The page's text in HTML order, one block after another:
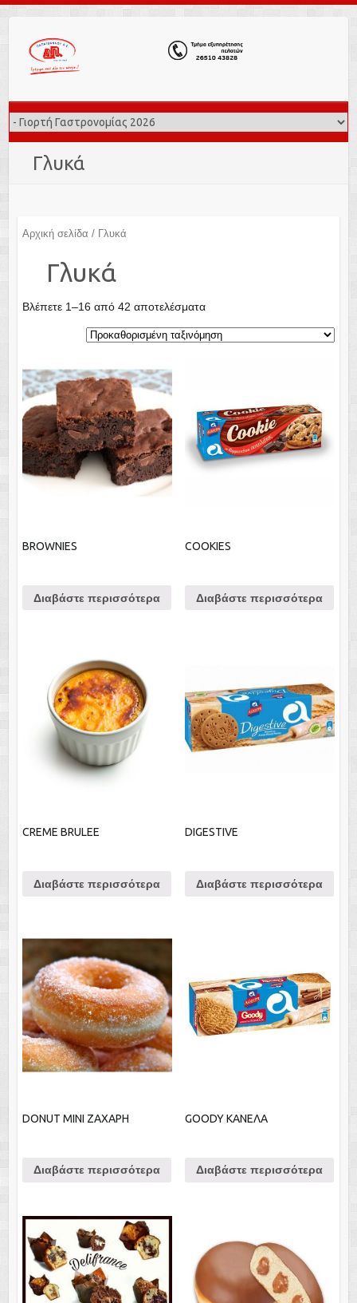
Γλυκά
Αρχική σελίδα / Γλυκά
Γλυκά
Βλέπετε 1–16 από 42 αποτελέσματα
BROWNIES
Διαβάστε περισσότερα
COOKIES
Διαβάστε περισσότερα
CREME BRULEE
Διαβάστε περισσότερα
DIGESTIVE
Διαβάστε περισσότερα
DONUT MINI ΖΑΧΑΡΗ
Διαβάστε περισσότερα
GOODY ΚΑΝΕΛΑ
Διαβάστε περισσότερα